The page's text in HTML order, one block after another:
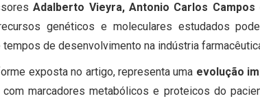
Adalberto Vieyra, Antonio Carlos
genéticos e moleculares estudados
de desenvolvimento na indústria
exposta no artigo, representa uma evolução
marcadores metabólicos e proteicos do